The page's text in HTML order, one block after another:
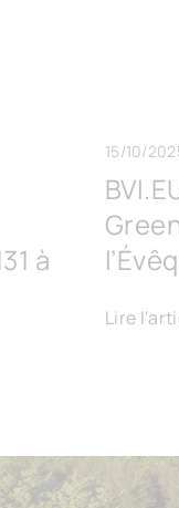
à
15/10/
Lire